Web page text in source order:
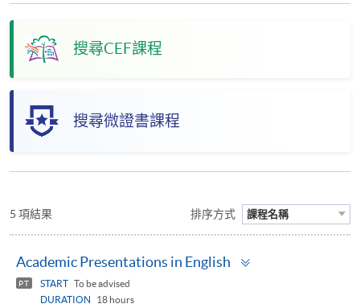
搜尋CEF課程
搜尋微證書課程
5 項結果 排序方式 課程名稱
Academic Presentations in English
PT START To be advised
DURATION
18 hours